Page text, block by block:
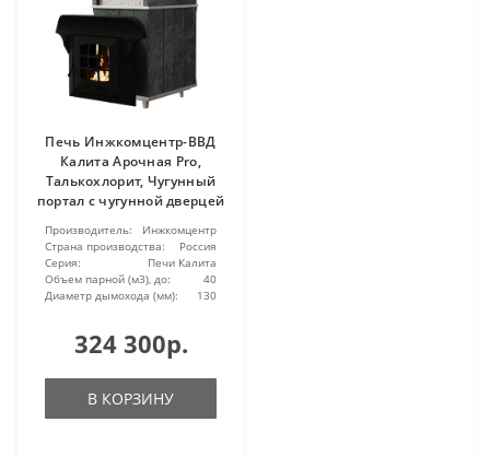
Печь Инжкомцентр-ВВД
Калита Арочная Pro,
Талькохлорит, Чугунный
портал с чугунной дверцей
Производитель:
Инжкомцентр
Страна производства:
Россия
Серия:
Печи Калита
Объем парной (м3), до:
40
Диаметр дымохода (мм):
130
324 300р.
В КОРЗИНУ